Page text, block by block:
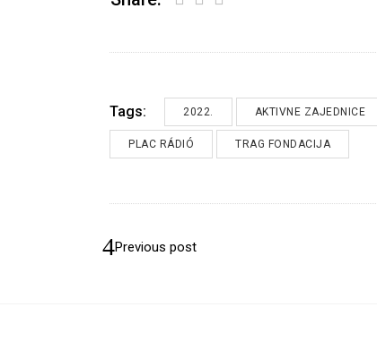
Tags: 2022. AKTIVNE ZAJEDNICE
PLAC RÁDIÓ TRAG FONDACIJA
Previous post